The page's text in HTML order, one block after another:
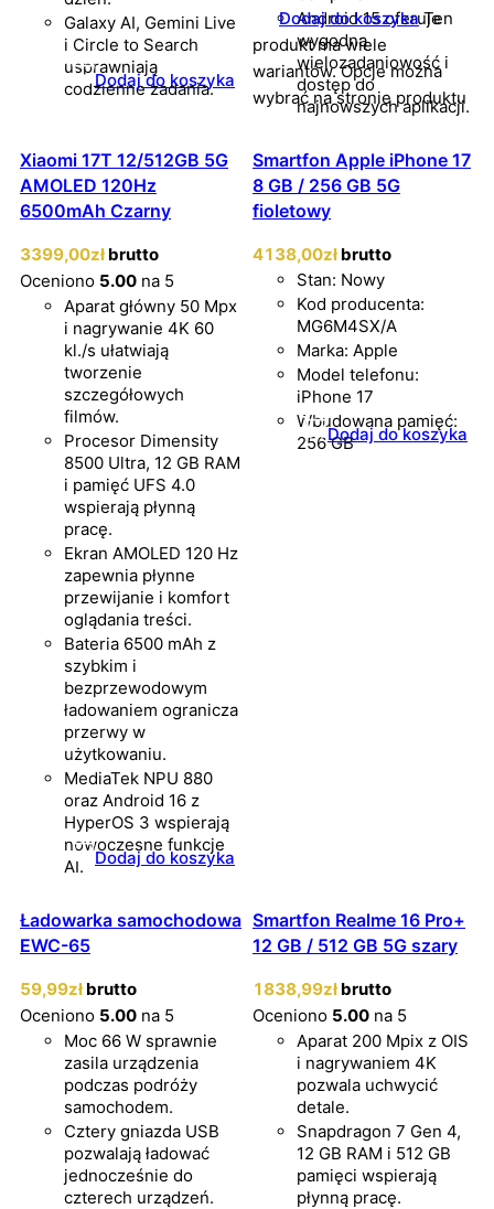
Galaxy AI, Gemini Live
i Circle to Search
usprawniają
codzienne zadania.
Dodaj do koszyka
Android 15 oferuje
wygodną
wielozadaniowość i
dostęp do
najnowszych aplikacji.
Dodaj do koszyka Ten
produkt ma wiele
wariantów. Opcje można
wybrać na stronie produktu
Xiaomi 17T 12/512GB 5G
AMOLED 120Hz
6500mAh Czarny
3399,00zł brutto
Oceniono 5.00 na 5
Aparat główny 50 Mpx
i nagrywanie 4K 60
kl./s ułatwiają
tworzenie
szczegółowych
filmów.
Procesor Dimensity
8500 Ultra, 12 GB RAM
i pamięć UFS 4.0
wspierają płynną
pracę.
Ekran AMOLED 120 Hz
zapewnia płynne
przewijanie i komfort
oglądania treści.
Bateria 6500 mAh z
szybkim i
bezprzewodowym
ładowaniem ogranicza
przerwy w
użytkowaniu.
MediaTek NPU 880
oraz Android 16 z
HyperOS 3 wspierają
nowoczesne funkcje
AI.
Dodaj do koszyka
Smartfon Apple iPhone 17
8 GB / 256 GB 5G
fioletowy
4138,00zł brutto
Stan: Nowy
Kod producenta:
MG6M4SX/A
Marka: Apple
Model telefonu:
iPhone 17
Wbudowana pamięć:
256 GBDodaj do koszyka
Ładowarka samochodowa
EWC-65
59,99zł brutto
Oceniono 5.00 na 5
Moc 66 W sprawnie
zasila urządzenia
podczas podróży
samochodem.
Cztery gniazda USB
pozwalają ładować
jednocześnie do
czterech urządzeń.
Smartfon Realme 16 Pro+
12 GB / 512 GB 5G szary
1838,99zł brutto
Oceniono 5.00 na 5
Aparat 200 Mpix z OIS
i nagrywaniem 4K
pozwala uchwycić
detale.
Snapdragon 7 Gen 4,
12 GB RAM i 512 GB
pamięci wspierają
płynną pracę.